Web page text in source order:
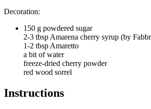
Decoration:
150 g powdered sugar
2-3 tbsp Amarena cherry syrup (by
1-2 tbsp Amaretto
a bit of water
freeze-dried cherry powder
red wood sorrel
Instructions